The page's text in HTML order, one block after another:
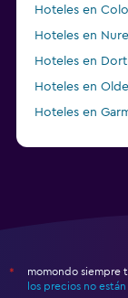
Hoteles en
Hoteles en
Hoteles en
Hoteles en
Hoteles en
*
momondo siempre
los precios no